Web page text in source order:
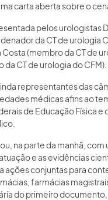
carta aberta sobre o
pelos urologistas
da CT de urologia
Costa (membro da CT de
da CT de urologia do CFM).
representantes das
médicas afins ao
de Educação Física
na parte da manhã,
e as evidências
ações conjuntas para
farmácias
do primeiro